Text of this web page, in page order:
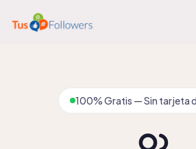
100% Gratis — Sin tarjeta